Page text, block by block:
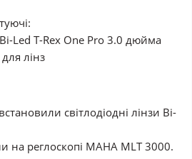
Led T-Rex One Pro 3.0 дюйма
лінз
світлодіодні лінзи Bi-
на реглоскопі MAHA MLT 3000.